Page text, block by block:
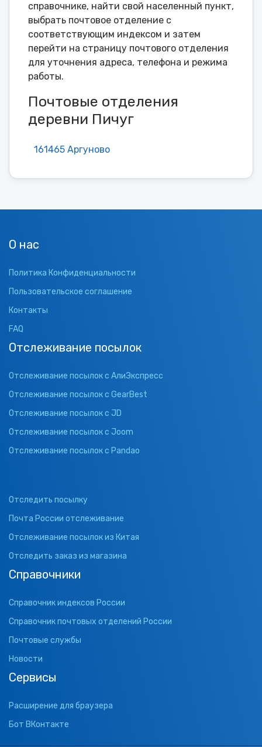
справочнике, найти свой населенный пункт,
выбрать почтовое отделение с
соответствующим индексом и затем
перейти на страницу почтового отделения
для уточнения адреса, телефона и режима
работы.
Почтовые отделения
деревни Пичуг
161465 Аргуново
О нас
Политика Конфиденциальности
Пользовательское соглашение
Контакты
FAQ
Отслеживание посылок
Отслеживание посылок с АлиЭкспресс
Отслеживание посылок с GearBest
Отслеживание посылок с JD
Отслеживание посылок с Joom
Отслеживание посылок с Pandao
Отследить посылку
Почта России отслеживание
Отслеживание посылок из Китая
Отследить заказ из магазина
Справочники
Справочник индексов России
Справочник почтовых отделений России
Почтовые службы
Новости
Сервисы
Расширение для браузера
Бот ВКонтакте